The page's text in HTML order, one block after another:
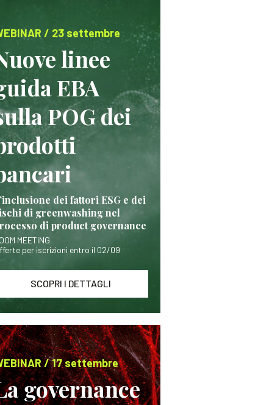
/ 23 settembre
linee
EBA
POG dei
dei fattori ESG e dei
di greenwashing nel
di product governance
MEETING
per iscrizioni entro il 02/09
SCOPRI I DETTAGLI
/ 17 settembre
governance